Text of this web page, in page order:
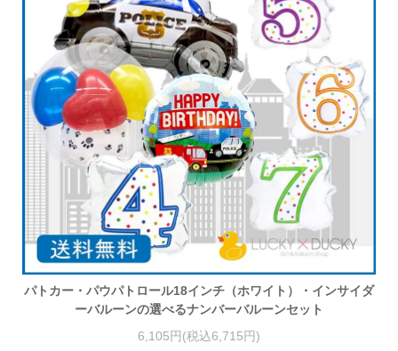
パトカー・パウパトロール18インチ（ホワイト）・インサイダ
ーバルーンの選べるナンバーバルーンセット
6,105円(税込6,715円)